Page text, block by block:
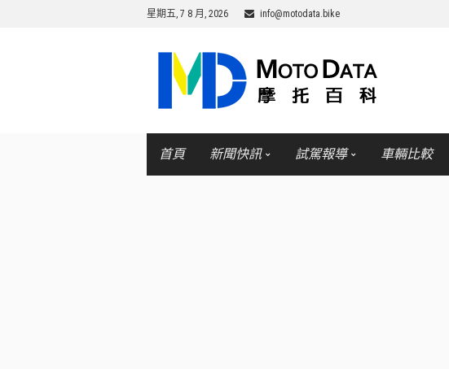
星期五, 7 8 月, 2026 info@motodata.bike
首頁 新聞快訊 試駕報導 車輛比較